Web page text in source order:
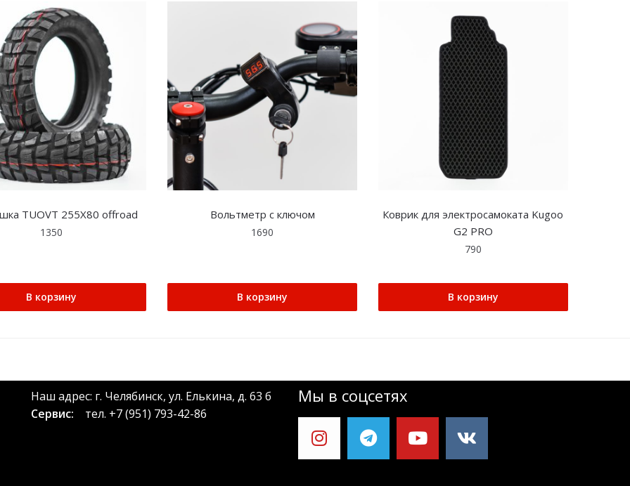
TUOVT 255X80 offroad
1350
В корзину
Вольтметр с ключом
1690
В корзину
Коврик для электросамоката Kugoo
G2 PRO
790
В корзину
Наш адрес: г. Челябинск, ул. Елькина, д. 63 б
Сервис: тел. +7 (951) 793-42-86
Мы в соцсетях